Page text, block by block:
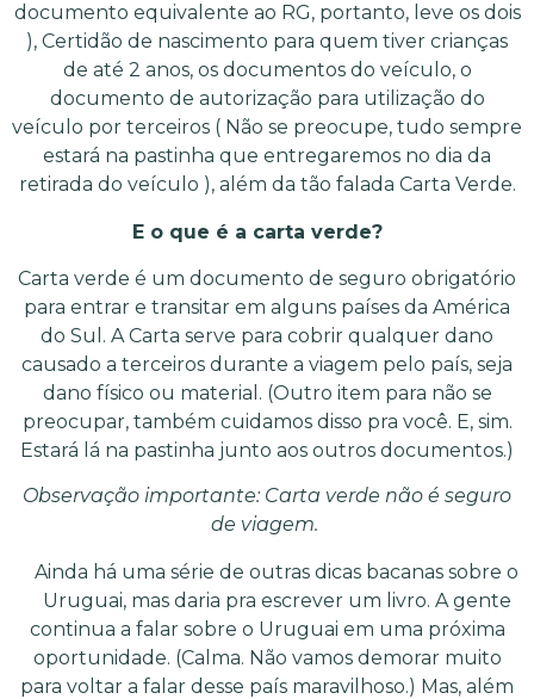
documento equivalente ao RG, portanto, leve os dois
), Certidão de nascimento para quem tiver crianças
de até 2 anos, os documentos do veículo, o
documento de autorização para utilização do
veículo por terceiros ( Não se preocupe, tudo sempre
estará na pastinha que entregaremos no dia da
retirada do veículo ), além da tão falada Carta Verde.
E o que é a carta verde?
Carta verde é um documento de seguro obrigatório
para entrar e transitar em alguns países da América
do Sul. A Carta serve para cobrir qualquer dano
causado a terceiros durante a viagem pelo país, seja
dano físico ou material. (Outro item para não se
preocupar, também cuidamos disso pra você. E, sim.
Estará lá na pastinha junto aos outros documentos.)
Observação importante: Carta verde não é seguro
de viagem.
Ainda há uma série de outras dicas bacanas sobre o
Uruguai, mas daria pra escrever um livro. A gente
continua a falar sobre o Uruguai em uma próxima
oportunidade. (Calma. Não vamos demorar muito
para voltar a falar desse país maravilhoso.) Mas, além